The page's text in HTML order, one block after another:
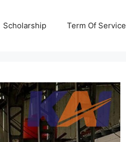
Scholarship Term Of Service